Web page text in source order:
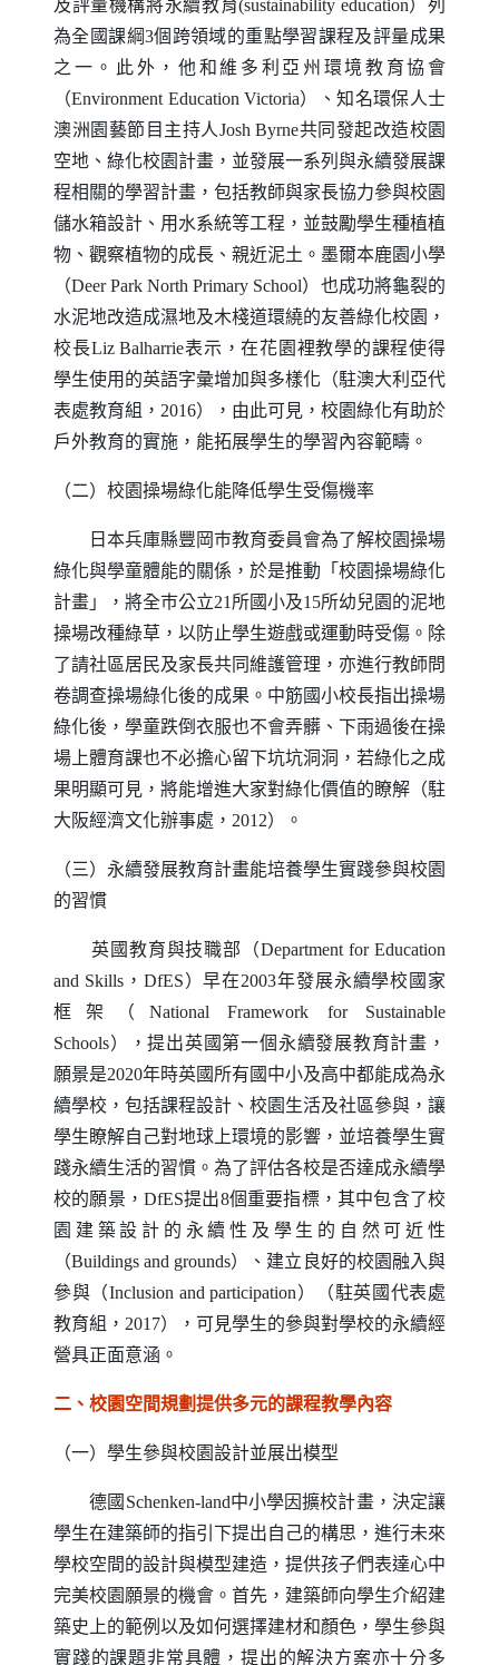
及評量機構將永續教育(sustainability education）列
為全國課綱3個跨領域的重點學習課程及評量成果
之一。此外，他和維多利亞州環境教育協會
（Environment Education Victoria）、知名環保人士
澳洲園藝節目主持人Josh Byrne共同發起改造校園
空地、綠化校園計畫，並發展一系列與永續發展課
程相關的學習計畫，包括教師與家長協力參與校園
儲水箱設計、用水系統等工程，並鼓勵學生種植植
物、觀察植物的成長、親近泥土。墨爾本鹿園小學
（Deer Park North Primary School）也成功將龜裂的
水泥地改造成濕地及木棧道環繞的友善綠化校園，
校長Liz Balharrie表示，在花園裡教學的課程使得
學生使用的英語字彙增加與多樣化（駐澳大利亞代
表處教育組， 2016），由此可見，校園綠化有助於
戶外教育的實施，能拓展學生的學習內容範疇。
（二）校園操場綠化能降低學生受傷機率
日本兵庫縣豐岡巿教育委員會為了解校園操場
綠化與學童體能的關係，於是推動「校園操場綠化
計畫」，將全巿公立21 所國小及15所幼兒園的泥地
操場改種綠草，以防止學生遊戲或運動時受傷。除
了請社區居民及家長共同維護管理，亦進行教師問
卷調查操場綠化後的成果。中筋國小校長指出操場
綠化後，學童跌倒衣服也不會弄髒、下雨過後在操
場上體育課也不必擔心留下坑坑洞洞，若綠化之成
果明顯可見，將能增進大家對綠化價值的瞭解（駐
大阪經濟文化辦事處， 2012）。
（三）永續發展教育計畫能培養學生實踐參與校園
的習慣
英國教育與技職部（Department for Education
and Skills， DfES）早在2003年發展永續學校國家
框架（ National Framework for Sustainable
Schools），提出英國第一個永續發展教育計畫，
願景是2020年時英國所有國中小及高中都能成為永
續學校，包括課程設計、校園生活及社區參與，讓
學生瞭解自己對地球上環境的影響，並培養學生實
踐永續生活的習慣。為了評估各校是否達成永續學
校的願景， DfES提出8個重要指標，其中包含了校
園建築設計的永續性及學生的自然可近性
（Buildings and grounds）、建立良好的校園融入與
參與（Inclusion and participation）（駐英國代表處
教育組， 2017），可見學生的參與對學校的永續經
營具正面意涵。
二、校園空間規劃提供多元的課程教學內容
（一）學生參與校園設計並展出模型
德國 Schenken-land中小學因擴校計畫，決定讓
學生在建築師的指引下提出自己的構思，進行未來
學校空間的設計與模型建造，提供孩子們表達心中
完美校園願景的機會。首先，建築師向學生介紹建
築史上的範例以及如何選擇建材和顏色，學生參與
實踐的課題非常具體，提出的解決方案亦十分多